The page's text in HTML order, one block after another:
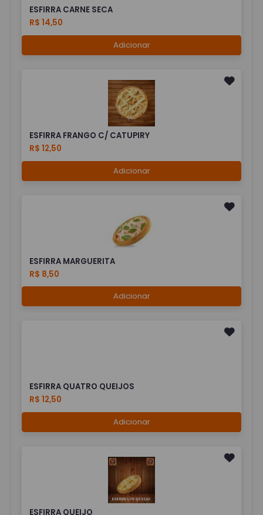
ESFIRRA CARNE SECA
R$ 14,50
Adicionar
ESFIRRA FRANGO C/ CATUPIRY
R$ 12,50
Adicionar
ESFIRRA MARGUERITA
R$ 8,50
Adicionar
ESFIRRA QUATRO QUEIJOS
R$ 12,50
Adicionar
ESFIRRA QUEIJO